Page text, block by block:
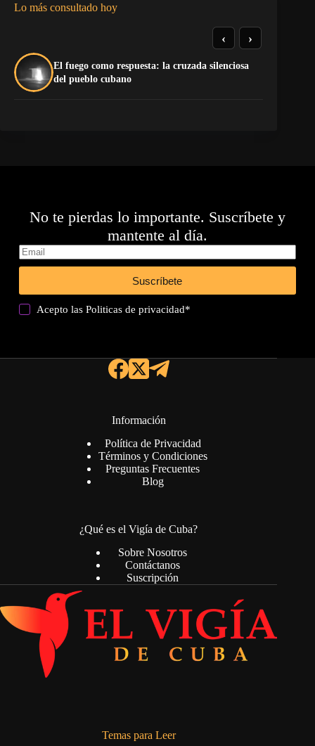
Lo más consultado hoy
El fuego como respuesta: la cruzada silenciosa
del pueblo cubano
‹ ›
No te pierdas lo importante. Suscríbete y
mantente al día.
Suscríbete
Acepto lasPoliticas de privacidad*
Información
Política de Privacidad
Términos y Condiciones
Preguntas Frecuentes
Blog
¿Qué es el Vigía de Cuba?
Sobre Nosotros
Contáctanos
Suscripción
Temas para Leer